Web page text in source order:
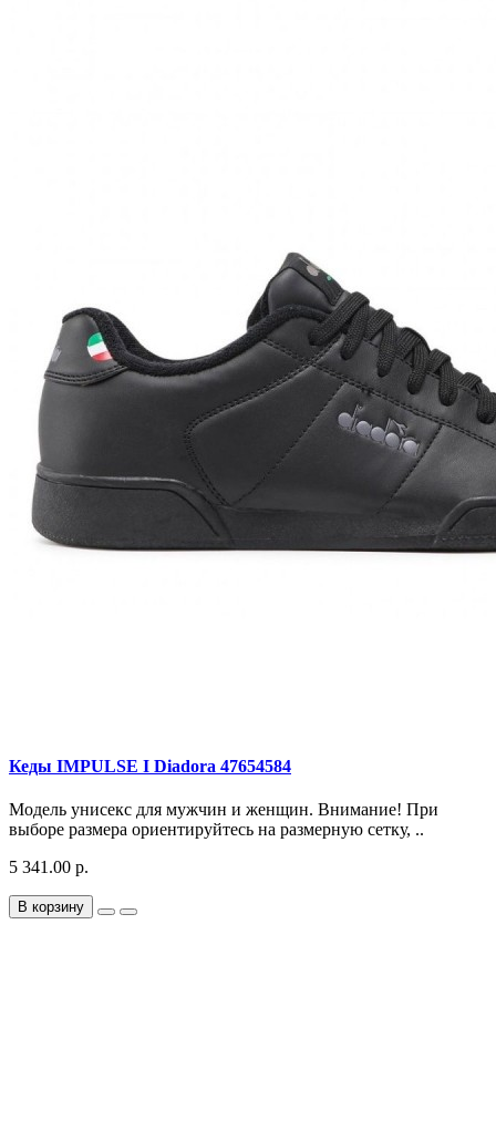
Кеды IMPULSE I Diadora 47654584
Модель унисекс для мужчин и женщин. Внимание! При
выборе размера ориентируйтесь на размерную сетку, ..
5 341.00 р.
В корзину